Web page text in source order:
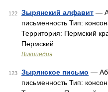
122 Зырянский алфавит —
письменность Тип:
Территория: Пермский
Пермский …
Википедия
123 Зырянское письмо —
письменность Тип: